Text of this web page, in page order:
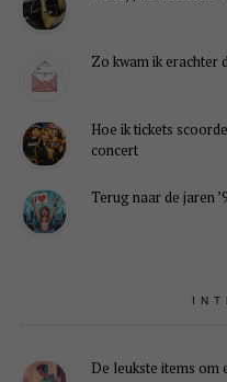
Zo kwam ik erachter
Hoe ik tickets
concert
Terug naar de jaren
De leukste items om